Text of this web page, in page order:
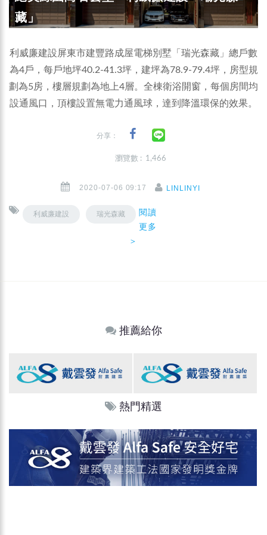
藏」
利威廉建設屏東市建豐路成屋電梯別墅「瑞光森藏」總戶數
為4戶，每戶地坪40.2-41.3坪，建坪為78.9-79.4坪，房型規
劃為5房，樓層規劃為地上4層。全棟衛浴開窗，每個房間均
設通風口，頂樓設置無電力通風球，達到降溫環保的效果。
分享：
瀏覽數 : 1,466
2020-07-06 09:17 LINLINYI
利威廉建設 瑞光森藏
閱讀
更多
＞
推薦給你
熱門精選